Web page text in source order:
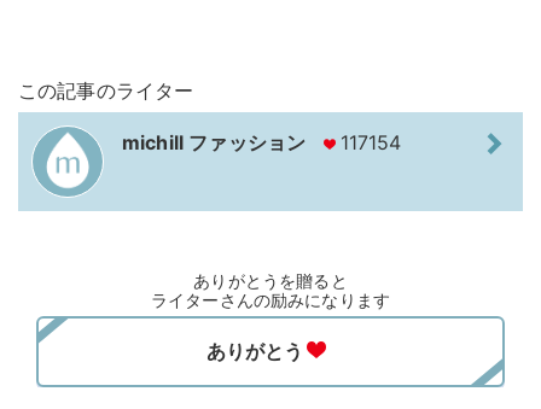
この記事のライター
michill ファッション 117154
ありがとうを贈ると
ライターさんの励みになります